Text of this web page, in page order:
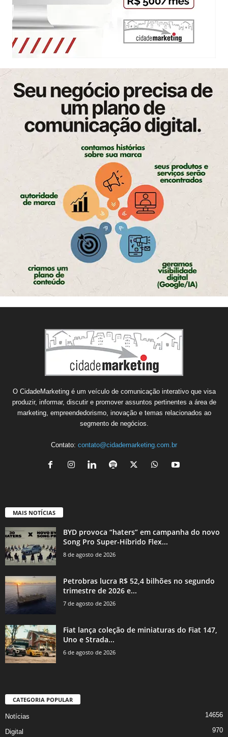
O CidadeMarketing é um veículo de comunicação interativo que visa
produzir, informar, discutir e promover assuntos pertinentes a área de
marketing, empreendedorismo, inovação e temas relacionados ao
segmento de negócios.
Contato: contato@cidademarketing.com.br
MAIS NOTÍCIAS
BYD provoca “haters” em campanha do novo
Song Pro Super-Híbrido Flex...
8 de agosto de 2026
Petrobras lucra R$ 52,4 bilhões no segundo
trimestre de 2026 e...
7 de agosto de 2026
Fiat lança coleção de miniaturas do Fiat 147,
Uno e Strada...
6 de agosto de 2026
CATEGORIA POPULAR
Notícias 14656
Digital 970